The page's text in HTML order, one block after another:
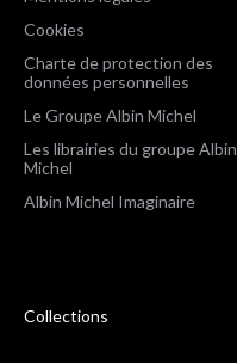
Cookies
Charte de protection des
données personnelles
Le Groupe Albin Michel
Les librairies du groupe Albin
Michel
Albin Michel Imaginaire
Collections